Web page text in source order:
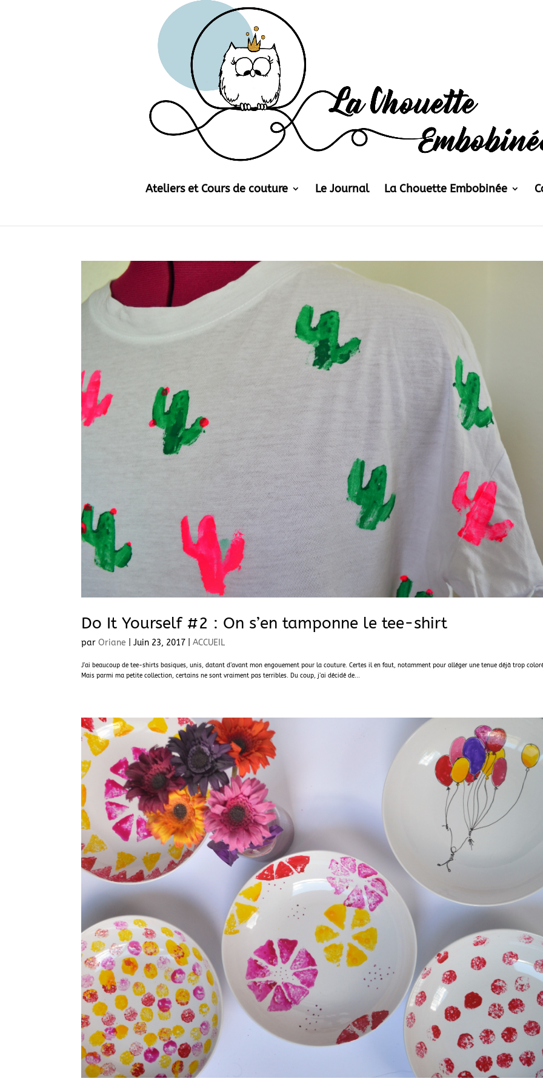
Ateliers et Cours de couture Le Journal La Chouette Embobinée
Do It Yourself #2 : On s’en tamponne le tee-shirt
parOriane |Juin 23, 2017 |ACCUEIL
J’ai beaucoup de tee-shirts basiques, unis, datant d’avant mon engouement pour la couture. Certes il en faut, notamment pour alléger une tenue déjà trop
Mais parmi ma petite collection, certains ne sont vraiment pas terribles. Du coup, j’ai décidé de...